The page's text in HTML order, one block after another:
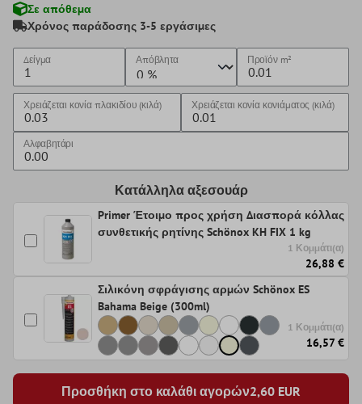
Σε απόθεμα
Χρόνος παράδοσης 3-5 εργάσιμες
Δείγμα Απόβλητα Προϊόνm²
Χρειάζεται κονία πλακιδίου (κιλά) Χρειάζεται κονία κονιάματος (κιλά)
Αλφαβητάρι
Κατάλληλα αξεσουάρ
Primer Έτοιμο προς χρήση Διασπορά κόλλας
συνθετικής ρητίνης Schönox KH FIX 1 kg
1 Κομμάτι(α)
26,88 €
Σιλικόνη σφράγισης αρμών Schönox ES
Bahama Beige (300ml)
1 Κομμάτι(α)
16,57 €
Προσθήκη στο καλάθι αγορών2,60 EUR